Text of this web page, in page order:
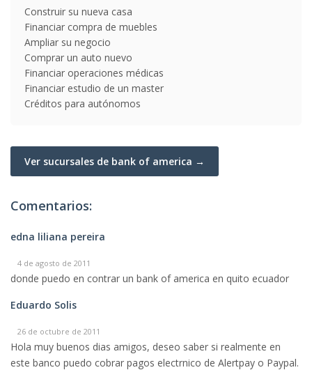
Construir su nueva casa
Financiar compra de muebles
Ampliar su negocio
Comprar un auto nuevo
Financiar operaciones médicas
Financiar estudio de un master
Créditos para autónomos
Ver sucursales de bank of america →
Comentarios:
edna liliana pereira
4 de agosto de 2011
donde puedo en contrar un bank of america en quito ecuador
Eduardo Solis
26 de octubre de 2011
Hola muy buenos dias amigos, deseo saber si realmente en
este banco puedo cobrar pagos electrnico de Alertpay o Paypal.